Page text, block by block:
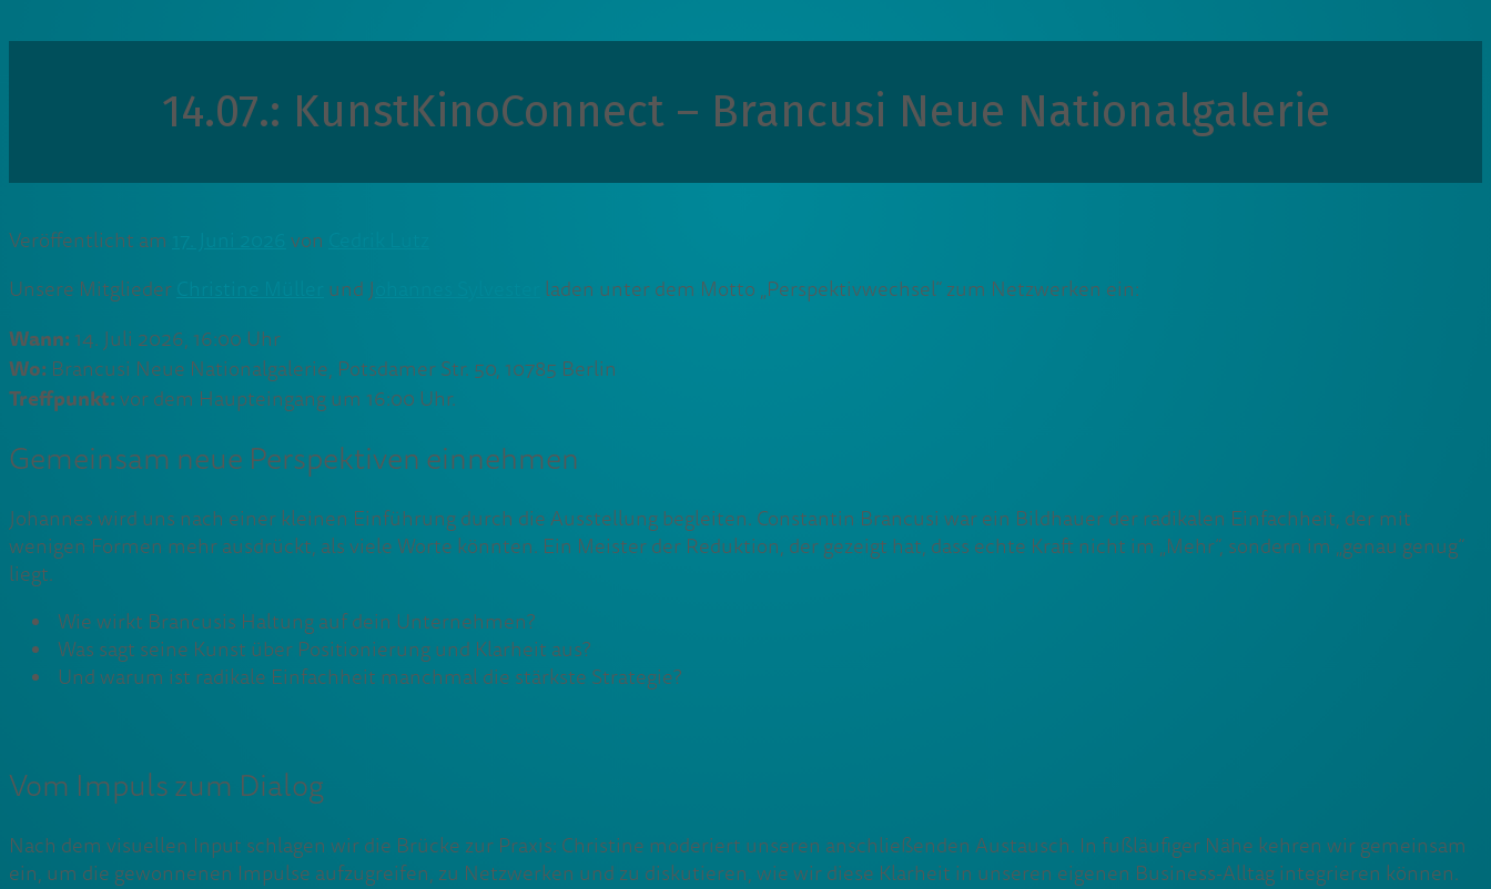
14.07.: KunstKinoConnect – Brancusi Neue Nationalgalerie
Veröffentlicht am von
Unsere Mitglieder
und J laden unter dem Motto „Perspektivwechsel“ zum Netzwerken ein:
Wann: 14. Juli 2026, 16:00 Uhr
Wo: Brancusi Neue Nationalgalerie, Potsdamer Str. 50, 10785 Berlin
Treffpunkt: vor dem Haupteingang um 16:00 Uhr.
Gemeinsam neue Perspektiven einnehmen
Johannes wird uns nach einer kleinen Einführung durch die Ausstellung begleiten. Constantin Brancusi war ein Bildhauer der radikalen Einfachheit, der mit
wenigen Formen mehr ausdrückt, als viele Worte könnten. Ein Meister der Reduktion, der gezeigt hat, dass echte Kraft nicht im „Mehr“, sondern im „genau genug“
liegt.
Wie wirkt Brancusis Haltung auf dein Unternehmen?
Was sagt seine Kunst über Positionierung und Klarheit aus?
Und warum ist radikale Einfachheit manchmal die stärkste Strategie?
Vom Impuls zum Dialog
Nach dem visuellen Input schlagen wir die Brücke zur Praxis: Christine moderiert unseren anschließenden Austausch. In fußläufiger Nähe kehren wir gemeinsam
ein, um die gewonnenen Impulse aufzugreifen, zu Netzwerken und zu diskutieren, wie wir diese Klarheit in unseren eigenen Business-Alltag integrieren können.